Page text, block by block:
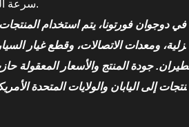
★ سرعة الختم حولها 50-80 مرة / دقيقة.
في دوجوان فورتونا، يتم استخدام
زلية، ومعدات الاتصالات، وقطع غيار
طيران. جودة المنتج والأسعار المعقولة
نتجات إلى اليابان والولايات المتحدة